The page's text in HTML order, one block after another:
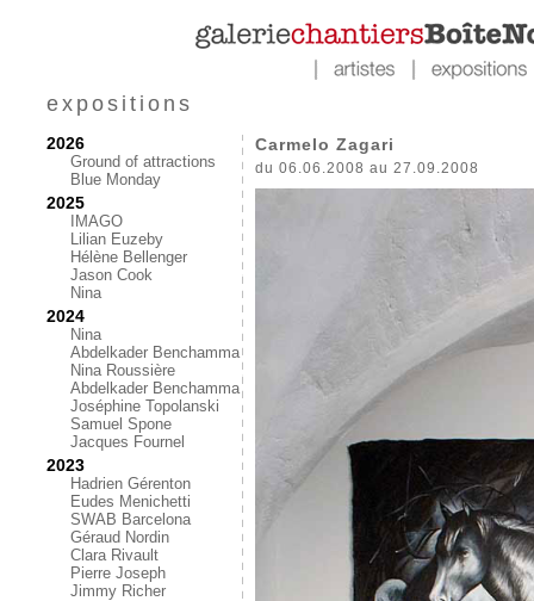
expositions
2026
Ground of attractions
Blue Monday
2025
IMAGO
Lilian Euzeby
Hélène Bellenger
Jason Cook
Nina
2024
Nina
Abdelkader Benchamma
Nina Roussière
Abdelkader Benchamma
Joséphine Topolanski
Samuel Spone
Jacques Fournel
2023
Hadrien Gérenton
Eudes Menichetti
SWAB Barcelona
Géraud Nordin
Clara Rivault
Pierre Joseph
Jimmy Richer
Carmelo Zagari
du 06.06.2008 au 27.09.2008